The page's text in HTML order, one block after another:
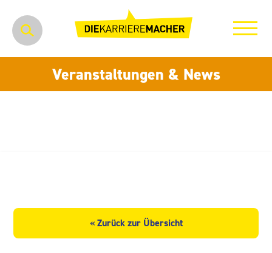
Veranstaltungen & News
« Zurück zur Übersicht